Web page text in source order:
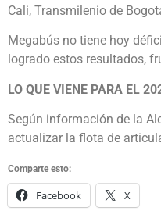
Cali, Transmilenio de
Megabús no tiene hoy
logrado estos resultados,
LO QUE VIENE PARA EL
Según información de la
actualizar la flota de
Comparte esto:
Facebook X